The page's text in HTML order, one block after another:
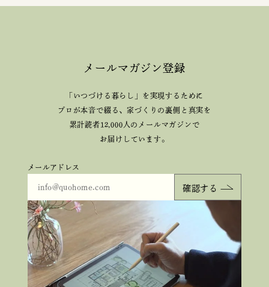
メールマガジン登録
「いつづける暮らし」を実現するために
プロが本音で綴る、家づくりの裏側と真実を
累計読者12,000人のメールマガジンで
お届けしています。
メールアドレス